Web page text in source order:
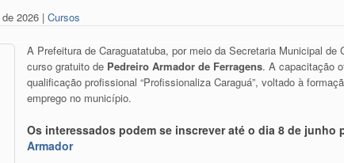
2026 | Cursos
A Prefeitura de Caraguatatuba, por meio da Secretaria Municipal
curso gratuito de Pedreiro Armador de Ferragens. A capacitação
qualificação profissional “Profissionaliza Caraguá”, voltado à
emprego no município.
Os interessados podem se inscrever até o dia 8 de junho
Armador